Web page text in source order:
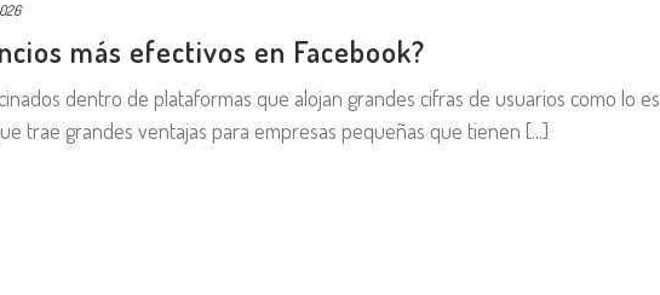
más efectivos en Facebook?
dentro de plataformas que alojan grandes cifras de usuarios como lo es
trae grandes ventajas para empresas pequeñas que tienen [...]